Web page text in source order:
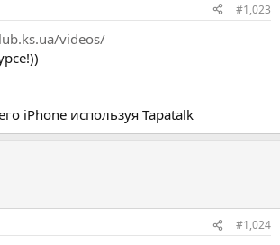
#1,023
videos/
iPhone используя Tapatalk
#1,024